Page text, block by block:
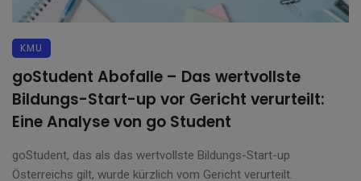
KMU
goStudent Abofalle – Das wertvollste
Bildungs-Start-up vor Gericht verurteilt:
Eine Analyse von go Student
goStudent, das als das wertvollste Bildungs-Start-up
Österreichs gilt, wurde kürzlich vom Gericht verurteilt.